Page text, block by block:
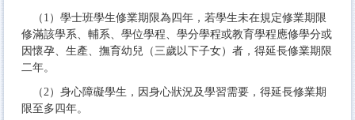
（1）學士班學生修業期限為四年，若學生未在規定修業期限
修滿該學系、輔系、學位學程、學分學程或教育學程應修學分或
因懷孕、生產、撫育幼兒（三歲以下子女）者，得延長修業期限
二年。
（2）身心障礙學生，因身心狀況及學習需要，得延長修業期
限至多四年。